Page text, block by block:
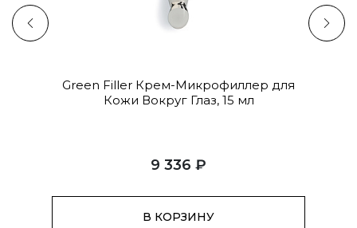
Green Filler Крем-Микрофиллер для
Кожи Вокруг Глаз, 15 мл
9 336 ₽
В КОРЗИНУ